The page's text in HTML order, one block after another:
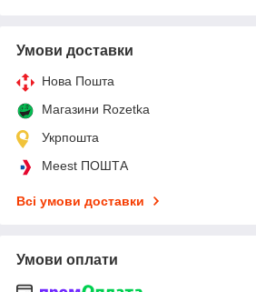
Умови доставки
Нова Пошта
Магазини Rozetka
Укрпошта
Meest ПОШТА
Всі умови доставки
Умови оплати